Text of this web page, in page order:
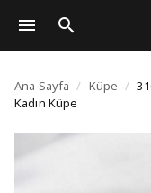
316L
Ana Sayfa / Küpe /
Kadın Küpe